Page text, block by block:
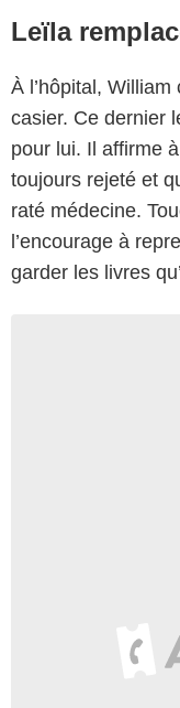
Leïla
À l’hôpital,
casier. Ce dernier
pour lui. Il affirme
toujours rejeté et
raté médecine.
l’encourage à
garder les livres